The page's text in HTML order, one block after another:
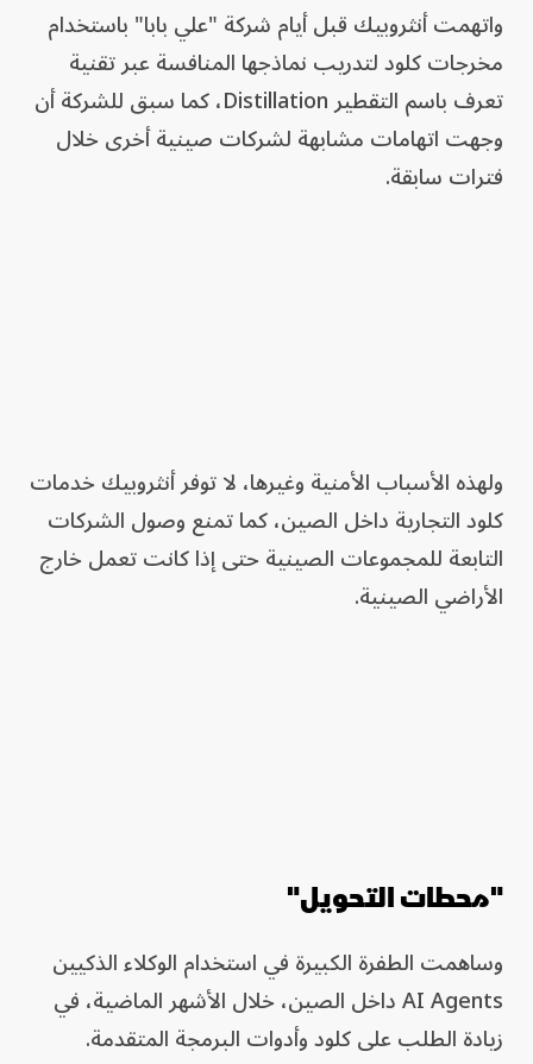
واتهمت أنثروبيك قبل أيام شركة "علي بابا" باستخدام
مخرجات كلود لتدريب نماذجها المنافسة عبر تقنية
تعرف باسم التقطير Distillation، كما سبق للشركة أن
وجهت اتهامات مشابهة لشركات صينية أخرى خلال
فترات سابقة.
ولهذه الأسباب الأمنية وغيرها، لا توفر أنثروبيك خدمات
كلود التجارية داخل الصين، كما تمنع وصول الشركات
التابعة للمجموعات الصينية حتى إذا كانت تعمل خارج
الأراضي الصينية.
"محطات التحويل"
وساهمت الطفرة الكبيرة في استخدام الوكلاء الذكيين
AI Agents داخل الصين، خلال الأشهر الماضية، في
زيادة الطلب على كلود وأدوات البرمجة المتقدمة.